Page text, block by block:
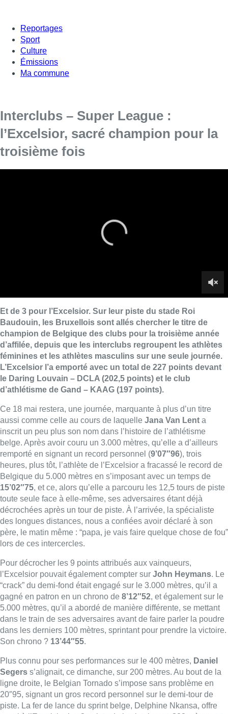
Reportages
Sport
Culture
Émissions
Ma commune
Interclubs – Super League :
l’Excelsior, sacré champion pour la
troisième fois
féminines et les athlètes masculins sur une seule journée.
L’Excelsior l’a emporté avec un total de 227 points devant
le Daring Louvain – DCLA (202,5 points) et le club
Ce 18 mai restera, une journée, marquante à plus d’un titre
inscrit un peu plus son nom dans l’histoire de l’athlétisme
belge. Après avoir couru un 3.000 mètres, qu’elle a d’ailleurs
remporté en signant un record personnel (
9’07″96
), trois
heures, plus tôt, l’athlète de l’Excelsior a fracassé le record de
Belgique du 5.000 mètres en s’imposant avec un temps de
15’02″75
, et ce, alors qu’elle a parcouru les 12,5 tours de piste
toute seule face à elle-même, ses adversaires étant déjà
décrochées après un tour de piste. À l’arrivée, la spécialiste
des longues distances, nous a confiées avoir déclaré à son
père, le matin même : “papa, je vais faire quelque chose de fou”
lors de ces intercercles.
Pour décrocher les 9 points attribués aux vainqueurs,
l’Excelsior pouvait également compter sur
John Heymans
“crack” du demi-fond était engagé sur le 3.000 mètres, qu’il a
gagné en patron en un chrono de
8’12″52 , et également sur le
5.000 mètres, qu’il a abordé de manière différente, se mettant
dans le train de ses adversaires avant de faire parler la poudre
dans les derniers 100 mètres, sprintant pour prendre la victoire.
Son chrono ?
13’44″55
Plus connu pour ses performances sur le 400 mètres,Daniel
Segers s’alignait, ce dimanche, sur 200 mètres. Au bout de la
ligne droite, le Belgian Tornado s’impose sans problème en
20″95, signant un gros record personnel sur le demi-tour de
piste. La fer de lance du sprint belge, Delphine Nkansa, offre
aussi à l’Excelsior les 9 points de la victoire sur 200 mètres, et
rempli le contrat conclu avec son club. Elle boucle le 200
mètres en 23″27 .
La fin de la journée s’est clôturée par les relais 4 x 100 mètres
femmes et hommes, et un relais 4X400 mètres mixte. En 4X100
mètres, emmenées par la capitaine de l’équipe féminine,
Zagré
, les relayeuses de l’Excelsior prennent la 3e place. Et
sur le 4X400 mixte, malgré la présence du Belgian Tornado,
Florent Mabille, et de la Belgian Cheetah,
Schoemaker
, c’est le bronze que l’équipe décroche.
Crédit photo : Frédéric Sinnaghel